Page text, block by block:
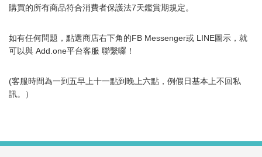
購買的所有商品符合消費者保護法7天鑑賞期規定。
如有任何問題，點選商店右下角的FB Messenger或 LINE圖示，就
可以與 Add.one平台客服 聯繫囉！
(客服時間為一到五早上十一點到晚上六點，例假日基本上不回私
訊。）